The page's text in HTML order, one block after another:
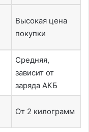
Высокая цена
покупки
Средняя,
зависит от
заряда АКБ
От 2 килограмм